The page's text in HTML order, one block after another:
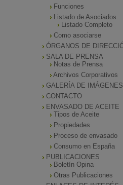
Funciones
Listado de Asociados
Listado Completo
Como asociarse
ÓRGANOS DE
SALA DE PRENSA
Notas de Prensa
Archivos Corporativos
GALERÍA DE IMÁGENES
CONTACTO
ENVASADO DE ACEITE
Tipos de Aceite
Propiedades
Proceso de envasado
Consumo en España
PUBLICACIONES
Boletín Opina
Otras Publicaciones